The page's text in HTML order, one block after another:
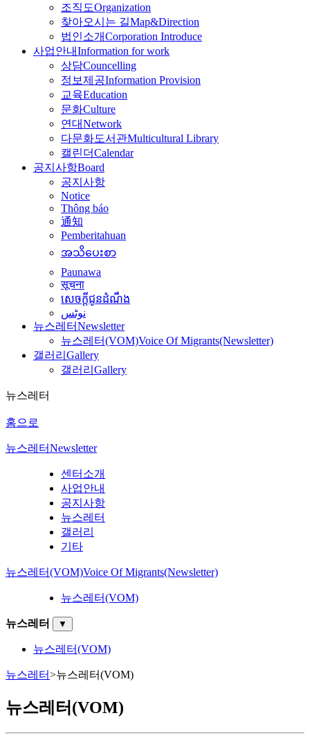
조직도Organization
찾아오시는 길Map&Direction
법인소개Corporation Introduce
사업안내Information for work
상담Councelling
정보제공Information Provision
교육Education
문화Culture
연대Network
다문화도서관Multicultural Library
캘린더Calendar
공지사항Board
공지사항
Notice
Thông báo
通知
Pemberitahuan
အသိပေးစာ
Paunawa
सूचना
សេចក្តីជូនដំណឹង
نوٹس
뉴스레터Newsletter
뉴스레터(VOM)Voice Of Migrants(Newsletter)
갤러리 Gallery
갤러리 Gallery
뉴스레터
홈으로
뉴스레터Newsletter
센터소개
사업안내
공지사항
뉴스레터
갤러리
기타
뉴스레터(VOM)Voice Of Migrants(Newsletter)
뉴스레터(VOM)
뉴스레터 ▼
뉴스레터(VOM)
뉴스레터>뉴스레터(VOM)
뉴스레터(VOM)